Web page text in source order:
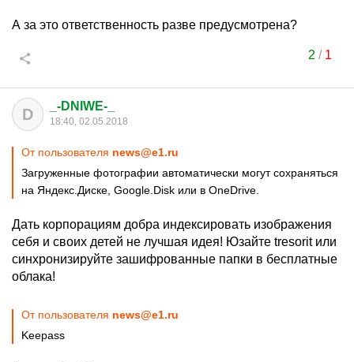
А за это ответственность разве предусмотрена?
2 / 1
D _-DNIWE-_
18:40, 02.05.2018
От пользователя news@e1.ru
Загруженные фотографии автоматически могут сохраняться
на Яндекс.Диске, Google.Disk или в OneDrive.
Дать корпорациям добра индексировать изображения
себя и своих детей не лучшая идея! Юзайте tresorit или
синхронизируйте зашифрованные папки в бесплатные
облака!
От пользователя news@e1.ru
Keepass